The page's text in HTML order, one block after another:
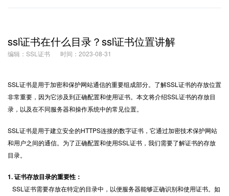
ssl证书在什么目录？ssl证书位置讲解
编辑：SSL证书 时间：2023-08-31
SSL证书是用于加密和保护网站通信的重要组成部分。了解SSL证书的存放位置
非常重要，因为它涉及到正确配置和使用证书。本文将介绍SSL证书的存放目
录，以及在不同服务器和操作系统中的常见位置。
SSL证书是用于建立安全的HTTPS连接的数字证书，它通过加密技术保护网站
和用户之间的通信。为了正确配置和使用SSL证书，我们需要了解证书的存放
目录。
1. 证书存放目录的重要性：
SSL证书需要存放在特定的目录中，以便服务器能够正确识别和使用证书。如